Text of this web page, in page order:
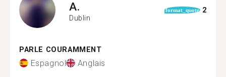
A.
Dublin
format_quote 2
PARLE COURAMMENT
Espagnol Anglais